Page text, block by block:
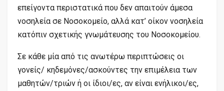
επείγοντα περιστατικά που δεν απαιτούν άμεσα
νοσηλεία σε Νοσοκομείο, αλλά κατ’ οίκον νοσηλεία
κατόπιν σχετικής γνωμάτευσης του Νοσοκομείου.
Σε κάθε μία από τις ανωτέρω περιπτώσεις οι
γονείς/ κηδεμόνες/ασκούντες την επιμέλεια των
μαθητών/τριών ή οι ίδιοι/ες, αν είναι ενήλικοι/ες,